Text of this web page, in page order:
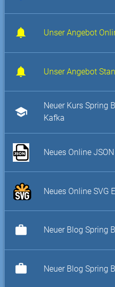
Unser Angebot
Unser Angebot
school
Neuer Kurs Spring
Kafka
Neues Online
Neues Online SVG
work Neuer Blog Spring
work Neuer Blog Spring